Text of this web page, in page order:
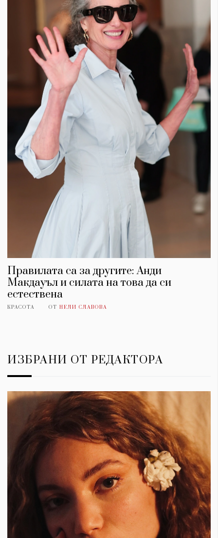
Правилата са за другите: Анди
Макдауъл и силата на това да си
естествена
КРАСОТА ОТ НЕЛИ СЛАВОВА
ИЗБРАНИ ОТ РЕДАКТОРА